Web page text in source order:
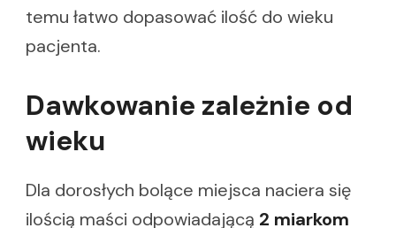
temu łatwo dopasować ilość do wieku
pacjenta.
Dawkowanie zależnie od
wieku
Dla dorosłych bolące miejsca naciera się
ilością maści odpowiadającą 2 miarkom